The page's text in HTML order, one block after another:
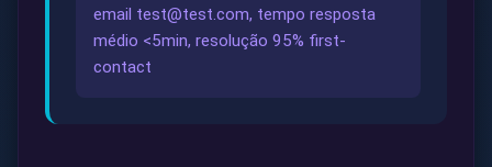
email test@test.com, tempo resposta
médio <5min, resolução 95% first-
contact